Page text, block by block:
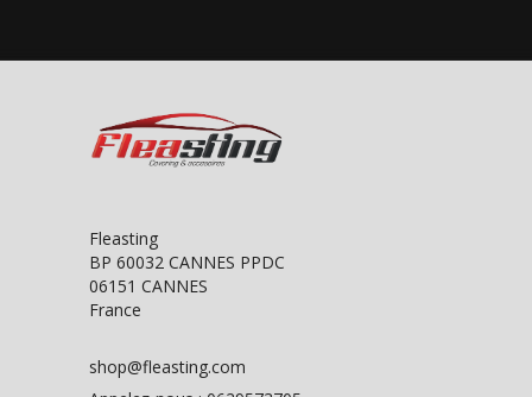
Fleasting
BP 60032 CANNES PPDC
06151 CANNES
France
shop@fleasting.com